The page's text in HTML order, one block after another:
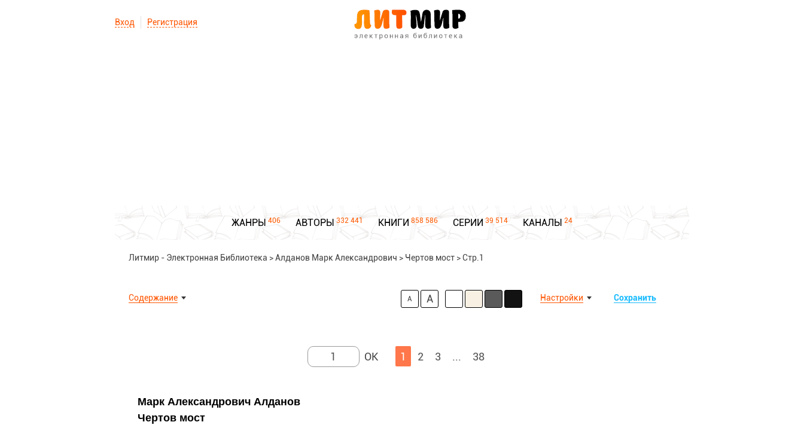
Вход Регистрация
ЖАНРЫ 406 АВТОРЫ 332 441 КНИГИ 858 586 СЕРИИ 39 514 КАНАЛЫ 24
Литмир - Электронная Библиотека >Алданов Марк Александрович > Чертов мост >Стр.1
Содержание Сохранить
Настройки
A A
1 2 3 ... 38
Марк Александрович Алданов
Чертов мост